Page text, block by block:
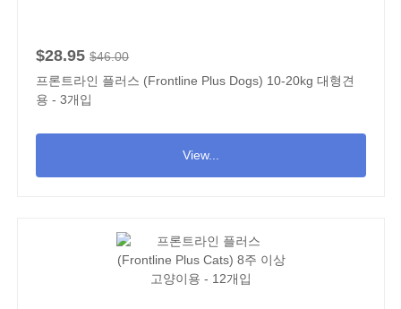
$28.95 $46.00
프론트라인 플러스 (Frontline Plus Dogs) 10-20kg 대형견
용 - 3개입
View...